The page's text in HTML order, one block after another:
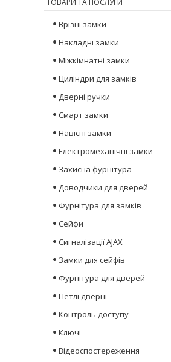
Врізні замки
Накладні замки
Міжкімнатні замки
Циліндри для замків
Дверні ручки
Смарт замки
Навісні замки
Електромеханічні замки
Захисна фурнітура
Доводчики для дверей
Фурнітура для замків
Сейфи
Сигналізації AJAX
Замки для сейфів
Фурнітура для дверей
Петлі дверні
Контроль доступу
Ключі
Відеоспостереження